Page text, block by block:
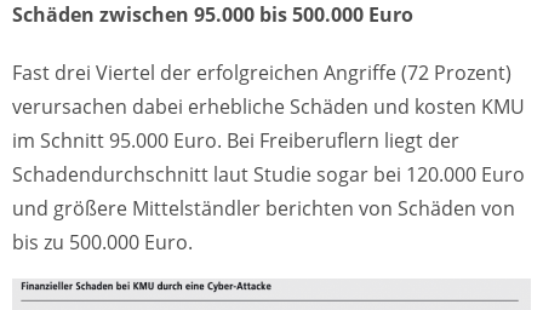
Schäden zwischen 95.000 bis 500.000 Euro
Fast drei Viertel der erfolgreichen Angriffe (72 Prozent)
verursachen dabei erhebliche Schäden und kosten KMU
im Schnitt 95.000 Euro. Bei Freiberuflern liegt der
Schadendurchschnitt laut Studie sogar bei 120.000 Euro
und größere Mittelständler berichten von Schäden von
bis zu 500.000 Euro.